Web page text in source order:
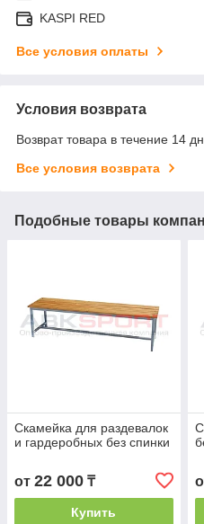
KASPI RED
Все условия оплаты
Условия возврата
Возврат товара в течение 14
Все условия возврата
Подобные товары
Скамейка для раздевалок
и гардеробных без спинки
от 22 000 ₸
Купить